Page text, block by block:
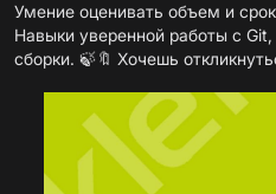
Умение оценивать объем и
Навыки уверенной работы с
сборки. 🍃🔖 Хочешь